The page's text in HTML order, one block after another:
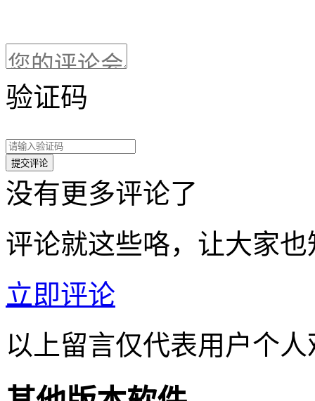
验证码
没有更多评论了
评论就这些咯，让大家
立即评论
以上留言仅代表用户个